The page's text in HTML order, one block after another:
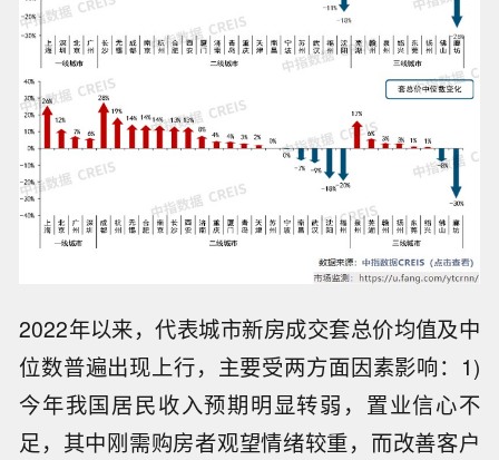
2022年以来，代表城市新房成交套总价均值及中
位数普遍出现上行，主要受两方面因素影响：1)
今年我国居民收入预期明显转弱，置业信心不
足，其中刚需购房者观望情绪较重，而改善客户